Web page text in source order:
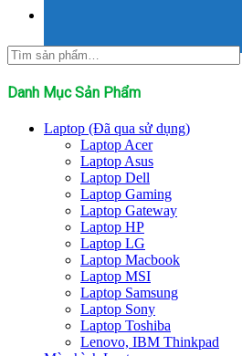
Tìm
kiếm:
Danh Mục Sản Phẩm
Laptop (Đã qua sử dụng)
Laptop Acer
Laptop Asus
Laptop Dell
Laptop Gaming
Laptop Gateway
Laptop HP
Laptop LG
Laptop Macbook
Laptop MSI
Laptop Samsung
Laptop Sony
Laptop Toshiba
Lenovo, IBM Thinkpad